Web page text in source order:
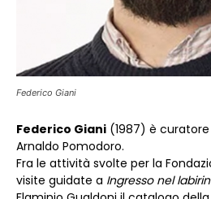
Federico Giani
Federico Giani (1987) è
Arnaldo Pomodoro.
Fra le attività svolte per la
visite guidate a Ingresso nel